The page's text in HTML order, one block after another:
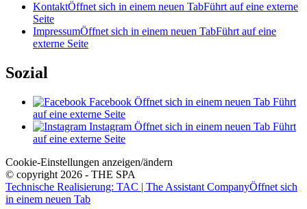
KontaktÖffnet sich in einem neuen TabFührt auf eine externe
Seite
ImpressumÖffnet sich in einem neuen TabFührt auf eine
externe Seite
Sozial
Facebook Öffnet sich in einem neuen Tab Führt
auf eine externe Seite
Instagram Öffnet sich in einem neuen Tab Führt
auf eine externe Seite
Cookie-Einstellungen anzeigen/ändern
© copyright 2026 - THE SPA
Technische Realisierung: TAC | The Assistant CompanyÖffnet sich
in einem neuen Tab